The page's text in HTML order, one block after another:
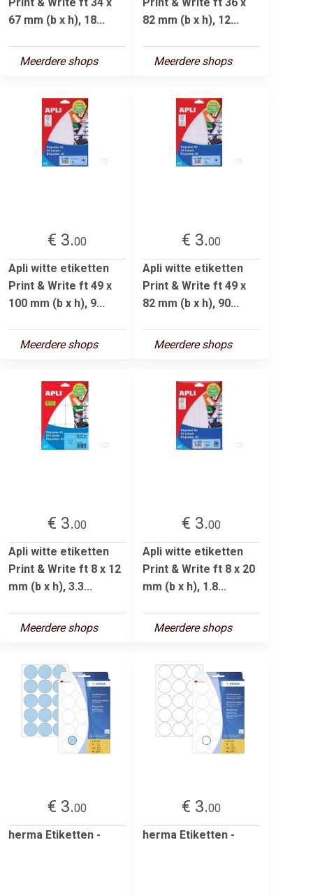
67 mm (b x h), 18...
Meerdere shops
82 mm (b x h), 12...
Meerdere shops
€ 3.00
Apli witte etiketten
Print & Write ft 49 x
100 mm (b x h), 9...
Meerdere shops
€ 3.00
Apli witte etiketten
Print & Write ft 49 x
82 mm (b x h), 90...
Meerdere shops
€ 3.00
Apli witte etiketten
Print & Write ft 8 x 12
mm (b x h), 3.3...
Meerdere shops
€ 3.00
Apli witte etiketten
Print & Write ft 8 x 20
mm (b x h), 1.8...
Meerdere shops
€ 3.00
herma Etiketten -
€ 3.00
herma Etiketten -